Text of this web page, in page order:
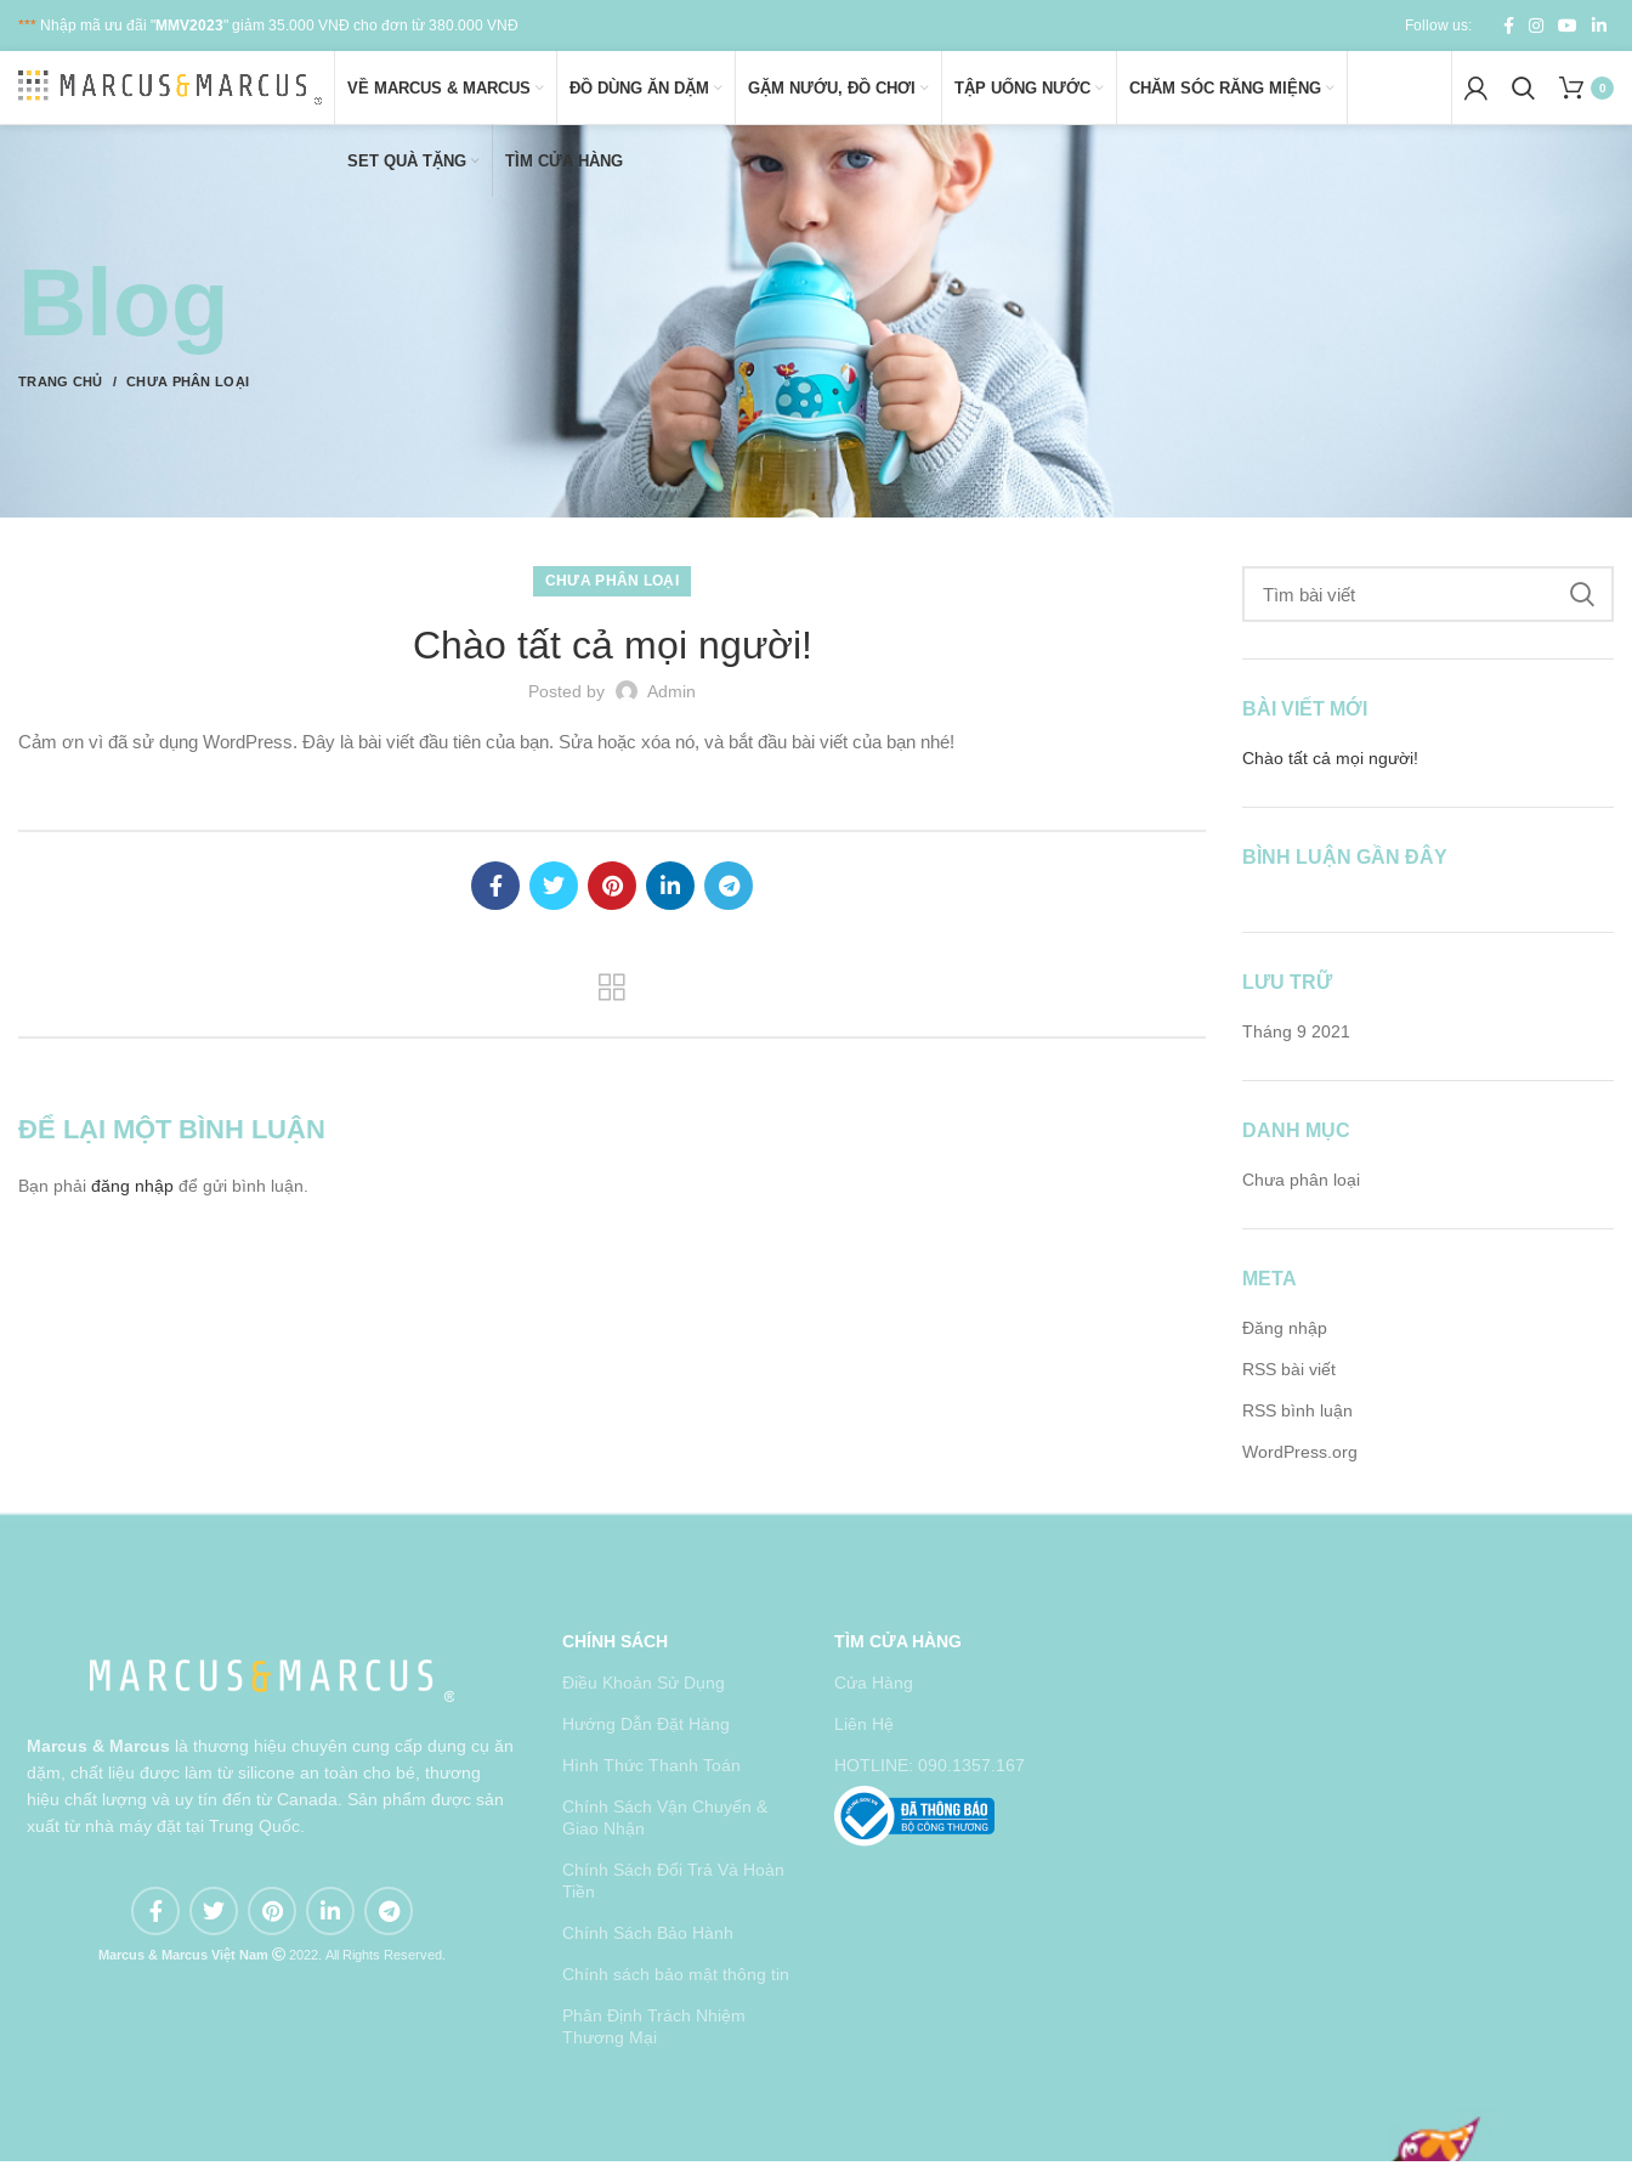
*** Nhập mã ưu đãi "MMV2023" giảm 35.000 VNĐ cho đơn từ 380.000 VNĐ Follow us:
VỀ MARCUS & MARCUS ĐỒ DÙNG ĂN DẶM GẶM NƯỚU, ĐỒ CHƠI TẬP UỐNG NƯỚC CHĂM SÓC RĂNG MIỆNG
SET QUÀ TẶNG TÌM CỬA HÀNG
0
Blog
TRANG CHỦ CHƯA PHÂN LOẠI
CHƯA PHÂN LOẠI
Chào tất cả mọi người!
Posted by Admin
Cảm ơn vì đã sử dụng WordPress. Đây là bài viết đầu tiên của bạn. Sửa hoặc xóa nó, và bắt đầu bài viết của bạn nhé!
ĐỂ LẠI MỘT BÌNH LUẬN
Bạn phải đăng nhập để gửi bình luận.
BÀI VIẾT MỚI
Chào tất cả mọi người!
BÌNH LUẬN GẦN ĐÂY
LƯU TRỮ
Tháng 9 2021
DANH MỤC
Chưa phân loại
META
Đăng nhập
RSS bài viết
RSS bình luận
WordPress.org
Marcus & Marcus là thương hiệu chuyên cung cấp dụng cụ ăn
dặm, chất liệu được làm từ silicone an toàn cho bé, thương
hiệu chất lượng và uy tín đến từ Canada. Sản phẩm được sản
xuất từ nhà máy đặt tại Trung Quốc.
Marcus & Marcus Việt Nam 2022. All Rights Reserved.
CHÍNH SÁCH
Điều Khoản Sử Dụng
Hướng Dẫn Đặt Hàng
Hình Thức Thanh Toán
Chính Sách Vận Chuyển &
Giao Nhận
Chính Sách Đổi Trả Và Hoàn
Tiền
Chính Sách Bảo Hành
Chính sách bảo mật thông tin
Phân Định Trách Nhiệm
Thương Mại
TÌM CỬA HÀNG
Cửa Hàng
Liên Hệ
HOTLINE: 090.1357.167